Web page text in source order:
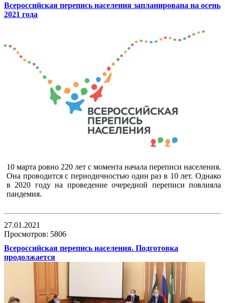
Всероссийская перепись населения запланирована на осень
2021 года
10 марта ровно 220 лет с момента начала переписи населения.
Она проводится с периодичностью один раз в 10 лет. Однако
в 2020 году на проведение очередной переписи повлияла
пандемия.
27.01.2021
Просмотров: 5806
Всероссийская перепись населения. Подготовка
продолжается